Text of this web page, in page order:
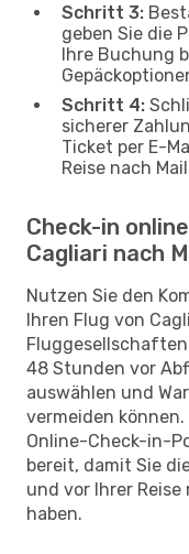
Schritt 3:
geben Sie die
Ihre Buchung
Schritt 4:
sicherer
Ticket per E-
Reise nach
Check-in
Cagliari nach
Nutzen Sie den
Ihren Flug von
48 Stunden vor
auswählen und
vermeiden
Online-Check-in-
bereit, damit Sie
und vor Ihrer
haben.